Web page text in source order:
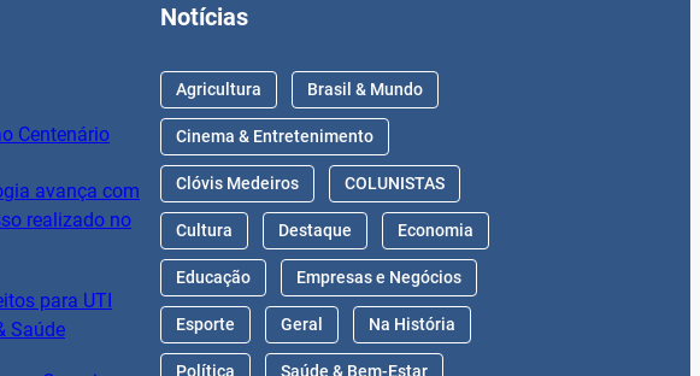
Centenário
avança com
realizado no
para UTI
Saúde
Notícias
Agricultura Brasil & Mundo
Cinema & Entretenimento
Clóvis Medeiros COLUNISTAS
Cultura Destaque Economia
Educação Empresas e Negócios
Esporte Geral Na História
Política Saúde & Bem-Estar